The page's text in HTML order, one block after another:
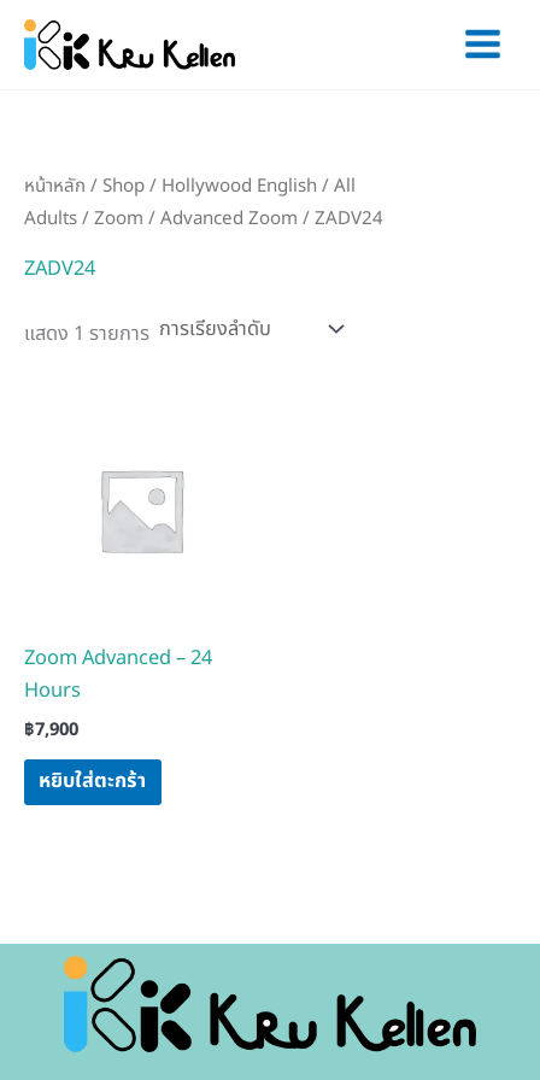
Skip
content
หน้าหลัก / Shop/ Hollywood English /All
Adults/Zoom /Advanced Zoom / ZADV24
ZADV24
แสดง 1 รายการ
Zoom Advanced – 24
Hours
฿7,900
หยิบใส่ตะกร้า